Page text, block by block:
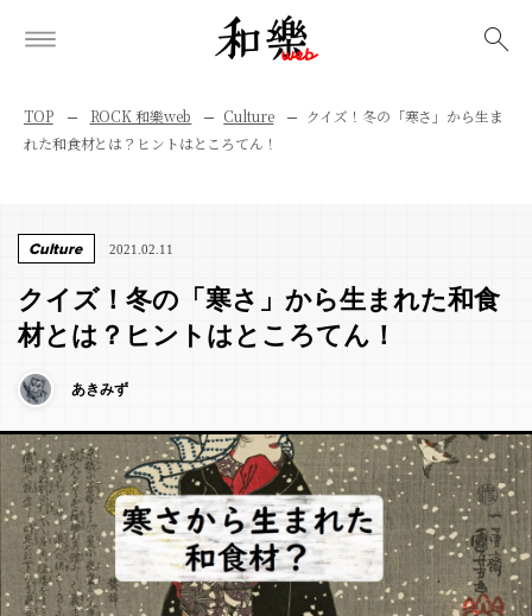
TOP ROCK 和樂web Culture
クイズ！冬の「寒さ」から生ま
れた和食材とは？ヒントはところてん！
Culture 2021.02.11
クイズ！冬の「寒さ」から生まれた和食
材とは？ヒントはところてん！
あきみず